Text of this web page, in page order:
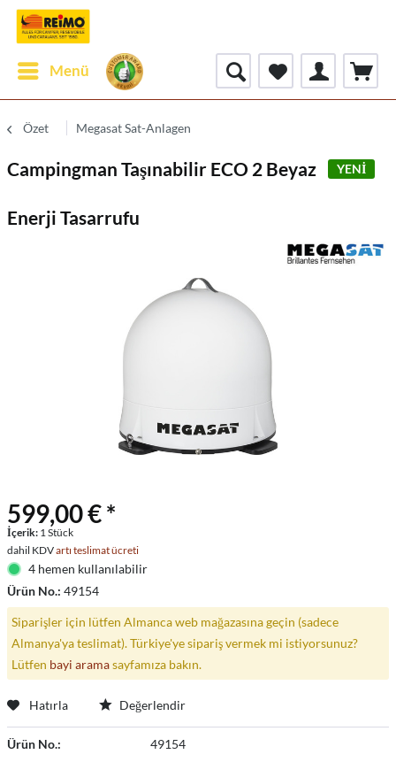
Menü
Özet Megasat Sat-Anlagen
Campingman Taşınabilir ECO 2 Beyaz YENİ
Enerji Tasarrufu
599,00 € *
İçerik: 1 Stück
dahil KDVartı teslimat ücreti
4 hemen kullanılabilir
Ürün No.: 49154
Siparişler için lütfen Almanca web mağazasına geçin (sadece
Almanya'ya teslimat). Türkiye'ye sipariş vermek mi istiyorsunuz?
Lütfen bayi aramasayfamıza bakın.
Hatırla Değerlendir
Ürün No.: 49154